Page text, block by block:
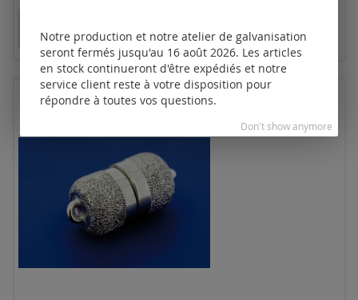
enregistrés.
Notre production et notre atelier de galvanisation
seront fermés jusqu'au 16 août 2026. Les articles
en stock continueront d'être expédiés et notre
service client reste à votre disposition pour
répondre à toutes vos questions.
Don't show anymore